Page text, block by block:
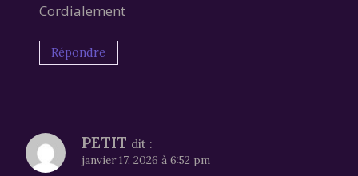
Cordialement
Répondre
PETIT dit :
janvier 17, 2026 à 6:52 pm